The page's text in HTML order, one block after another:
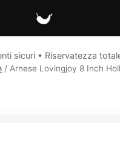
sicuri • Riservatezza
/ Arnese Lovingjoy 8 Inch